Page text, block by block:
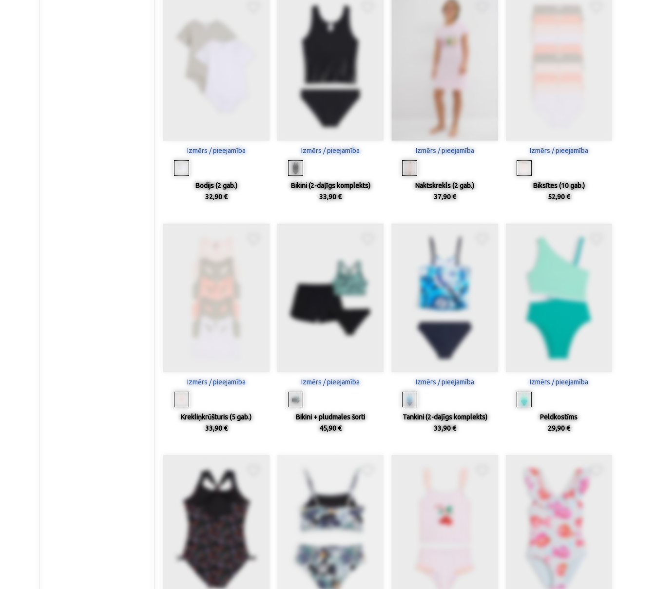
Izmērs / pieejamība
Bodijs (2 gab.)
32,90 €
Izmērs / pieejamība
Bikini (2-daļīgs komplekts)
33,90 €
Izmērs / pieejamība
Naktskrekls (2 gab.)
37,90 €
Izmērs / pieejamība
Biksītes (10 gab.)
52,90 €
Izmērs / pieejamība
Krekliņkrūšturis (5 gab.)
33,90 €
Izmērs / pieejamība
Bikini + pludmales šorti
45,90 €
Izmērs / pieejamība
Tankini (2-daļīgs komplekts)
33,90 €
Izmērs / pieejamība
Peldkostīms
29,90 €